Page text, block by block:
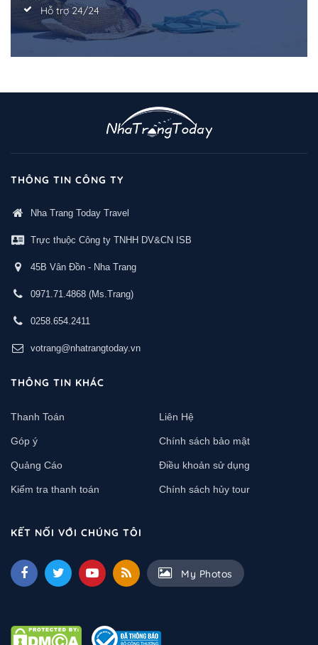
Hỗ trợ 24/24
THÔNG TIN CÔNG TY
Nha Trang Today Travel
Trực thuộc Công ty TNHH DV&CN ISB
45B Vân Đồn - Nha Trang
0971.71.4868 (Ms.Trang)
0258.654.2411
votrang@nhatrangtoday.vn
THÔNG TIN KHÁC
Thanh Toán Liên Hệ
Góp ý Chính sách bảo mật
Quảng Cáo Điều khoản sử dụng
Kiểm tra thanh toán Chính sách hủy tour
KẾT NỐI VỚI CHÚNG TÔI
My Photos